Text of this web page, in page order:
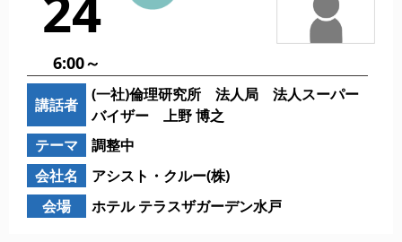
6:00～
講話者
(一社)倫理研究所 法人局 法人スーパー
バイザー 上野 博之
テーマ
調整中
会社名
アシスト・クルー(株)
会場
ホテル テラスザガーデン水戸